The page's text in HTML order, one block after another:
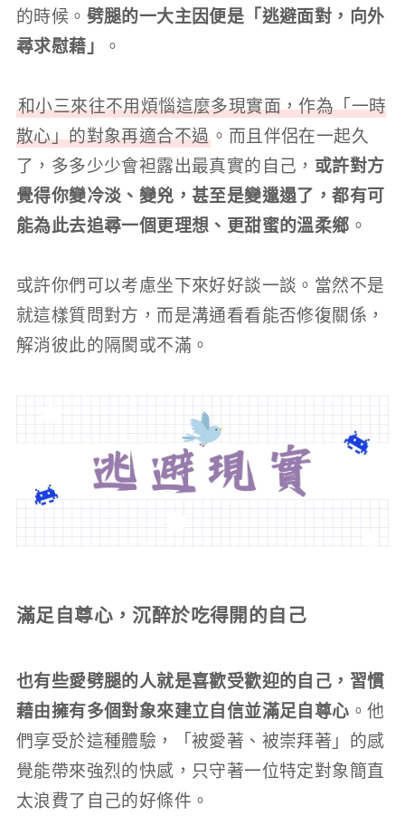
的時候。 劈腿的一大主因便是「逃避面對，向外
尋求慰藉」
。
和小三來往不用煩惱這麼多現實面，作為「一時
散心」的對象再適合不過 。而且伴侶在一起久
了，多多少少會袒露出最真實的自己， 或許對方
覺得你變冷淡、變兇，甚至是變邋遢了，都有可
能為此去追尋一個更理想、更甜蜜的溫柔鄉 。
或許你們可以考慮坐下來好好談一談。當然不是
就這樣質問對方，而是溝通看看能否修復關係，
解消彼此的隔閡或不滿。
滿足自尊心，沉醉於吃得開的自己
也有些愛劈腿的人就是喜歡受歡迎的自己，習慣
藉由擁有多個對象來建立自信並滿足自尊心 。他
們享受於這種體驗，「被愛著、被崇拜著」的感
覺能帶來強烈的快感，只守著一位特定對象簡直
太浪費了自己的好條件。